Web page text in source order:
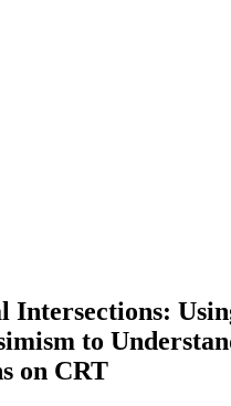
Intersections:
to
on CRT